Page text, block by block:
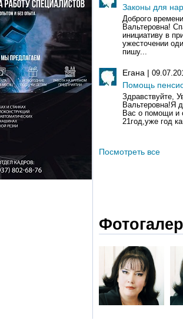
Законы для
Доброго
Вальтеровна!
инициативу в
ужесточении
пишу...
Егана |
Помощь
Здравствуйте,
Вальтеровна!Я
Вас о помощи и
21год,уже год
Посмотреть все